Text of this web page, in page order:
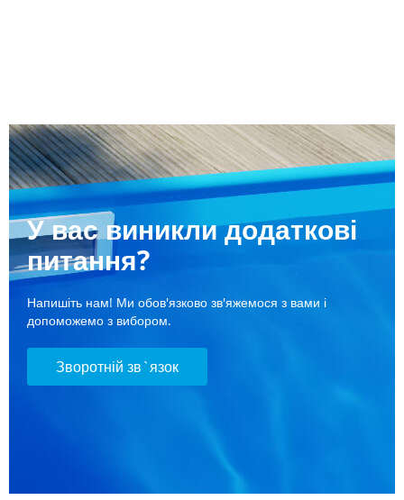
У вас виникли додаткові
питання?
Напишіть нам! Ми обов'язково зв'яжемося з вами і
допоможемо з вибором.
Зворотній зв`язок